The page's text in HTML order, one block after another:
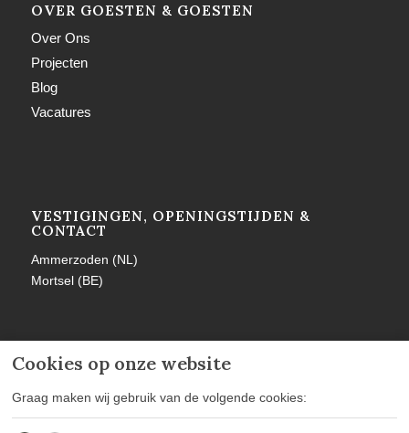
Cookies op onze website
Graag maken wij gebruik van de volgende cookies:
OVER GOESTEN & GOESTEN
Over Ons
Projecten
Blog
Vacatures
VESTIGINGEN, OPENINGSTIJDEN &
CONTACT
Ammerzoden (NL)
Mortsel (BE)
MEER INFORMATIE
Privacy policy